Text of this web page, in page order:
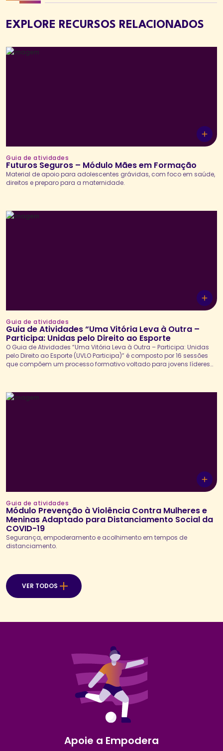
EXPLORE RECURSOS RELACIONADOS
Guia de atividades
Futuros Seguros – Módulo Mães em Formação
Material de apoio para adolescentes grávidas, com foco em saúde,
direitos e preparo para a maternidade.
Guia de atividades
Guia de Atividades “Uma Vitória Leva à Outra –
Participa: Unidas pelo Direito ao Esporte
O Guia de Atividades “Uma Vitória Leva à Outra – Participa: Unidas
pelo Direito ao Esporte (UVLO Participa)” é composto por 16 sessões
que compõem um processo formativo voltado para jovens líderes
Guia de atividades
Módulo Prevenção à Violência Contra Mulheres e
Meninas Adaptado para Distanciamento Social da
COVID-19
Segurança, empoderamento e acolhimento em tempos de
distanciamento.
VER TODOS
Apoie a Empodera